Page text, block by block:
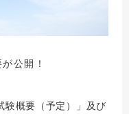
公開！
概要（予定）」及び